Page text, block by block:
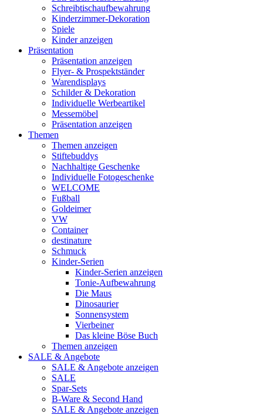
Schreibtischaufbewahrung
Kinderzimmer-Dekoration
Spiele
Kinder anzeigen
Präsentation
Präsentation anzeigen
Flyer- & Prospektständer
Warendisplays
Schilder & Dekoration
Individuelle Werbeartikel
Messemöbel
Präsentation anzeigen
Themen
Themen anzeigen
Stiftebuddys
Nachhaltige Geschenke
Individuelle Fotogeschenke
WELCOME
Fußball
Goldeimer
VW
Container
destinature
Schmuck
Kinder-Serien
Kinder-Serien anzeigen
Tonie-Aufbewahrung
Die Maus
Dinosaurier
Sonnensystem
Vierbeiner
Das kleine Böse Buch
Themen anzeigen
SALE & Angebote
SALE & Angebote anzeigen
SALE
Spar-Sets
B-Ware & Second Hand
SALE & Angebote anzeigen